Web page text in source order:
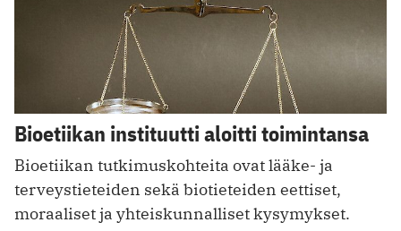
Bioetiikan instituutti aloitti toimintansa
Bioetiikan tutkimuskohteita ovat lääke- ja
terveystieteiden sekä biotieteiden eettiset,
moraaliset ja yhteiskunnalliset kysymykset.